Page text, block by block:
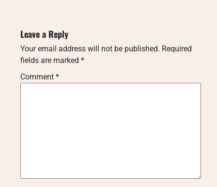
Leave a Reply
Your email address will not be published. Required
fields are marked *
Comment *